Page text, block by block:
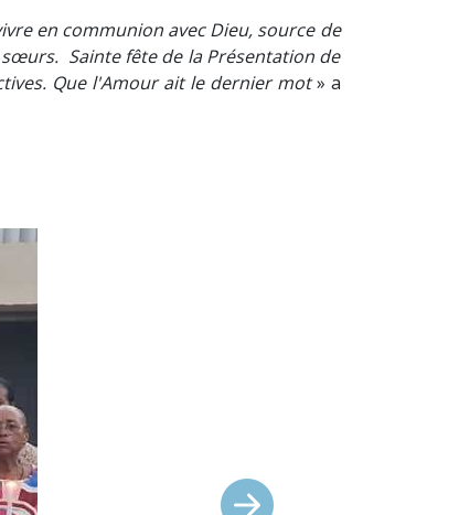
en communion avec Dieu, source de
Sainte fête de la Présentation de
Que l'Amour ait le dernier mot» a